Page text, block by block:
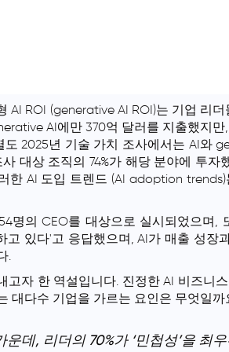
AI ROI (generative AI ROI)는 기업 리더
AI에만 370억 달러를 지출했지
2025년 기술 가치 조사에서는 AI와
대상 조직의 74%가 해당 분야에 투자
한 AI 도입 트렌드 (AI adoption trends)
명의 CEO를 대상으로 실시되었으며,
고 있다'고 응답했으며, AI가 매출 성장
.
자 한 역설입니다. 진정한 AI 비즈니
대다수 기업을 가르는 요인은 무엇일까
데, 리더의 70%가 ‘민첩성’을 최